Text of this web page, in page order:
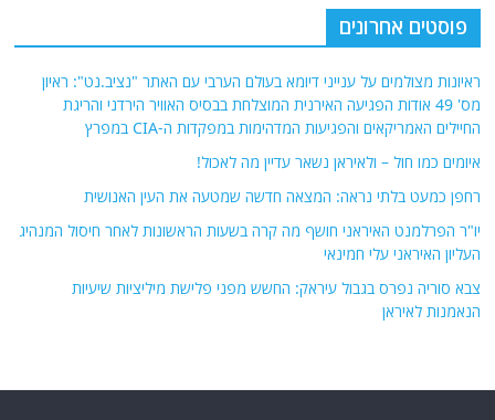
ראיונות מצולמים על ענייני דיומא בעולם הערבי עם האתר "נציב.נט": ראיון
החיילים האמריקאים והפגיעות המדהימות במפקדות ה-CIA במפרץ
איומים כמו חול – ולאיראן נשאר עדיין מה לאכול!
רחפן כמעט בלתי נראה: המצאה חדשה שמטעה את העין האנושית
העליון האיראני עלי חמינאי